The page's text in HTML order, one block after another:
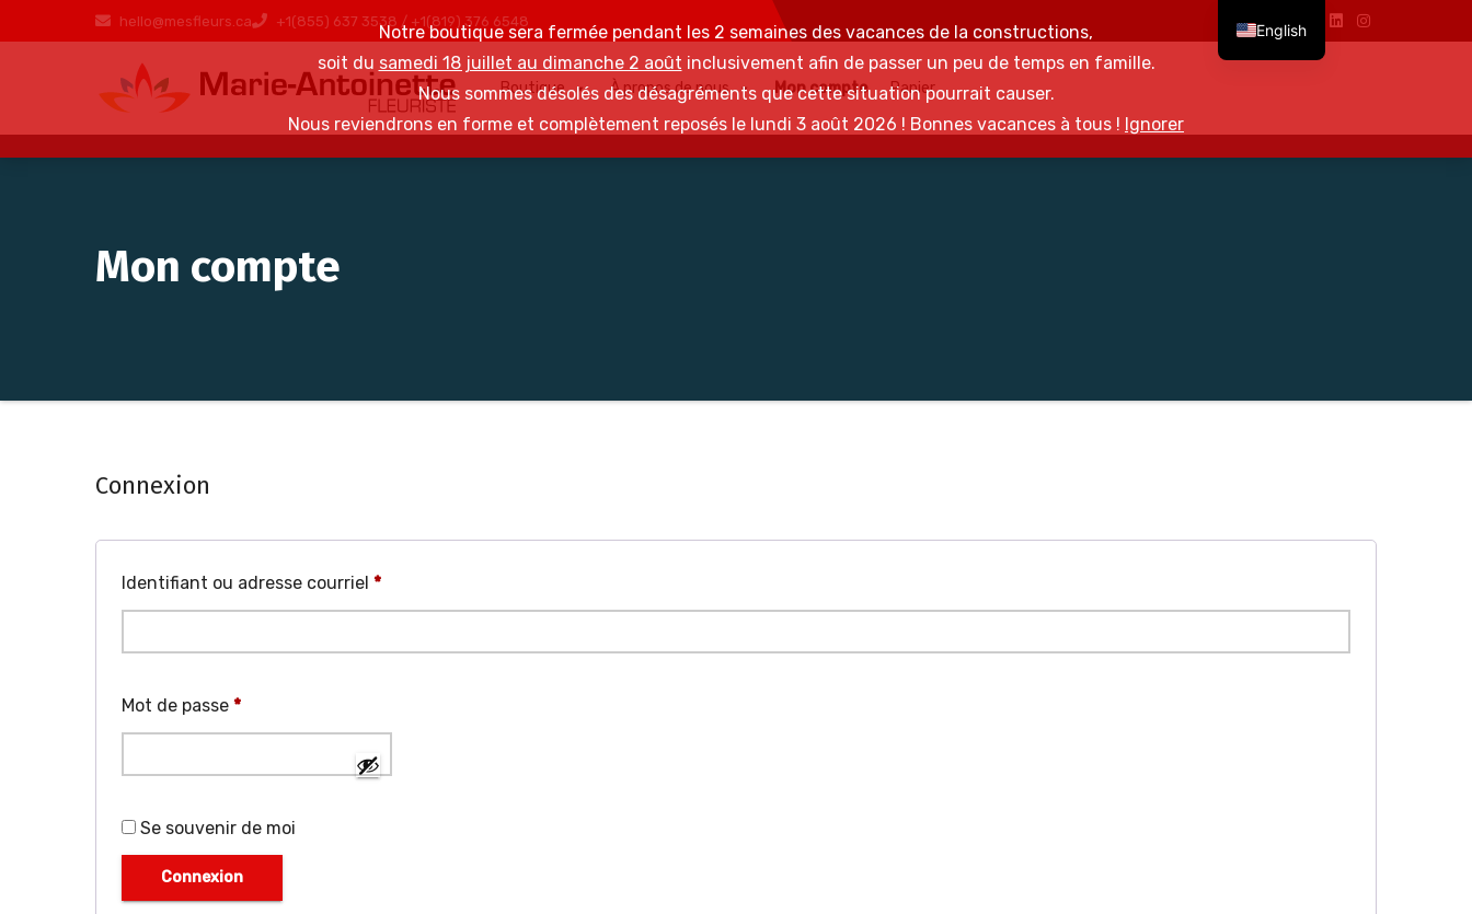
Notre boutique sera fermée pendant les 2 semaines des vacances de la constructions,
soit du samedi 18 juillet au dimanche 2 août inclusivement afin de passer un peu de temps en famille.
Nous sommes désolés des désagréments que cette situation pourrait causer.
Nous reviendrons en forme et complètement reposés le lundi 3 août 2026 ! Bonnes vacances à tous ! Ignorer
et
hello@mesfleurs.ca +1(855) 637 3538 / +1(819) 376 6548
Boutique À propos de nous Mon compte Panier
Mon compte
Connexion
Identifiant ou adresse courriel *Obligatoire
Mot de passe *Obligatoire
Se souvenir de moi
Connexion
English